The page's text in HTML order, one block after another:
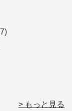
> もっと見る